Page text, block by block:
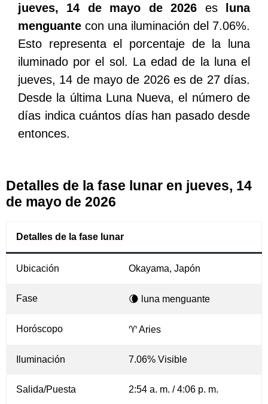
jueves, 14 de mayo de 2026 es
luna
menguante con una iluminación del 7.06%.
Esto representa el porcentaje de la luna
iluminado por el sol. La edad de la luna el
jueves, 14 de mayo de 2026 es de 27 días.
Desde la última Luna Nueva, el número de
días indica cuántos días han pasado desde
entonces.
Detalles de la fase lunar en jueves, 14
de mayo de 2026
Detalles de la fase lunar
Ubicación Okayama, Japón
Fase 🌘 luna menguante
Horóscopo ♈ Aries
Iluminación 7.06% Visible
Salida/Puesta 2:54 a. m. / 4:06 p. m.